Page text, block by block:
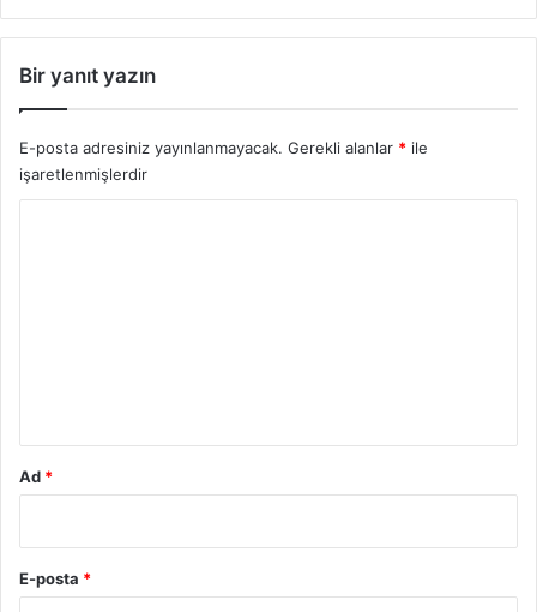
Bir yanıt yazın
E-posta adresiniz yayınlanmayacak. Gerekli alanlar * ile
işaretlenmişlerdir
Ad *
E-posta *